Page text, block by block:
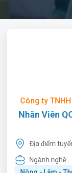
Công ty
Nhân Viên
Địa điểm
Ngành nghề: